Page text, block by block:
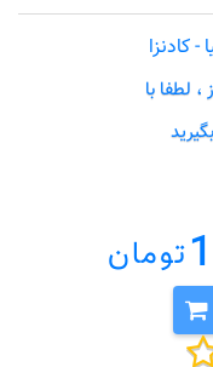
کادنزا
لطفا با
تومان